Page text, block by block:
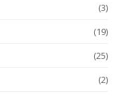
(3)
(19)
(25)
(2)